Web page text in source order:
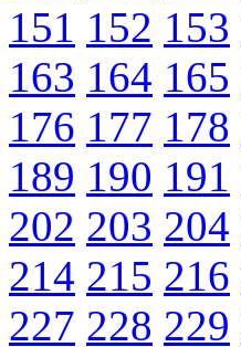
151 152 153
163 164 165
176 177 178
189 190 191
202 203 204
214 215 216
227 228 229